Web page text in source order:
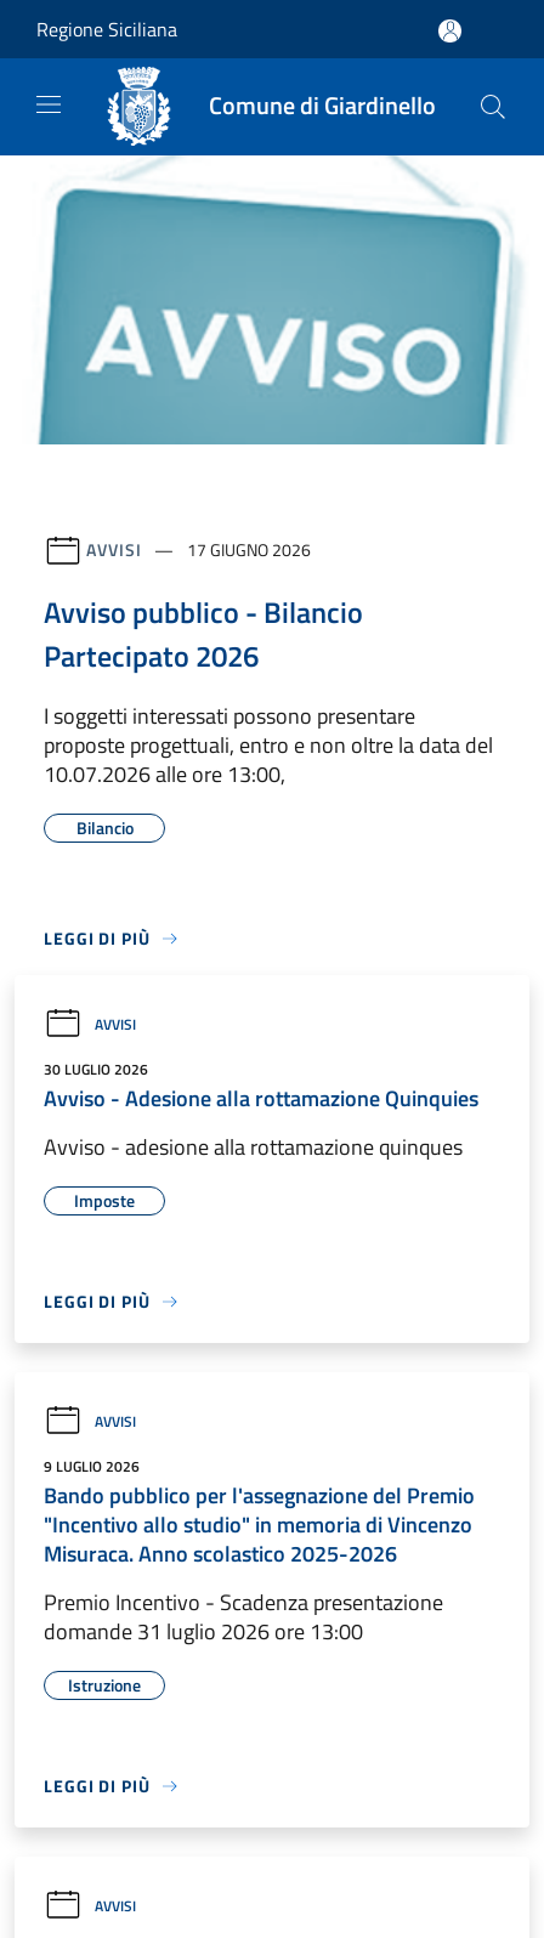
Regione Siciliana
Comune di Giardinello
AVVISI 17 GIUGNO 2026
Avviso pubblico - Bilancio
Partecipato 2026
I soggetti interessati possono presentare
proposte progettuali, entro e non oltre la data del
10.07.2026 alle ore 13:00,
Bilancio
LEGGI DI PIÙ
AVVISI
30 LUGLIO 2026
Avviso - Adesione alla rottamazione Quinquies
Avviso - adesione alla rottamazione quinques
Imposte
LEGGI DI PIÙ
AVVISI
9 LUGLIO 2026
Bando pubblico per l'assegnazione del Premio
"Incentivo allo studio" in memoria di Vincenzo
Misuraca. Anno scolastico 2025-2026
Premio Incentivo - Scadenza presentazione
domande 31 luglio 2026 ore 13:00
Istruzione
LEGGI DI PIÙ
AVVISI